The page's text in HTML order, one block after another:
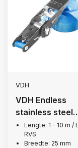
VDH
VDH Endless
stainless steel
lashing strap,
kg
Lengte: 1 - 10 m /
RVS
Breedte: 25 mm